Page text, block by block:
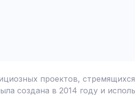
проектов,
создана в 2014 году и